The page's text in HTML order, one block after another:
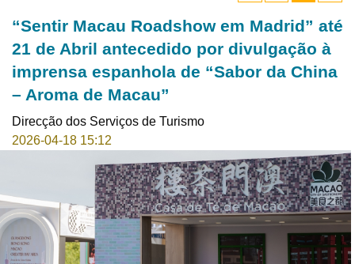
“Sentir Macau Roadshow em Madrid” até
21 de Abril antecedido por divulgação à
imprensa espanhola de “Sabor da China
– Aroma de Macau”
Direcção dos Serviços de Turismo
2026-04-18 15:12